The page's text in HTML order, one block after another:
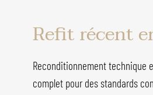
Refit récent
Reconditionnement technique
complet pour des standards